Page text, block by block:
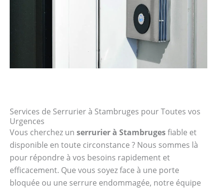
Services de Serrurier à Stambruges pour Toutes vos
Urgences
Vous cherchez un serrurier à Stambrugesfiable et
disponible en toute circonstance ? Nous sommes là
pour répondre à vos besoins rapidement et
efficacement. Que vous soyez face à une porte
bloquée ou une serrure endommagée, notre équipe